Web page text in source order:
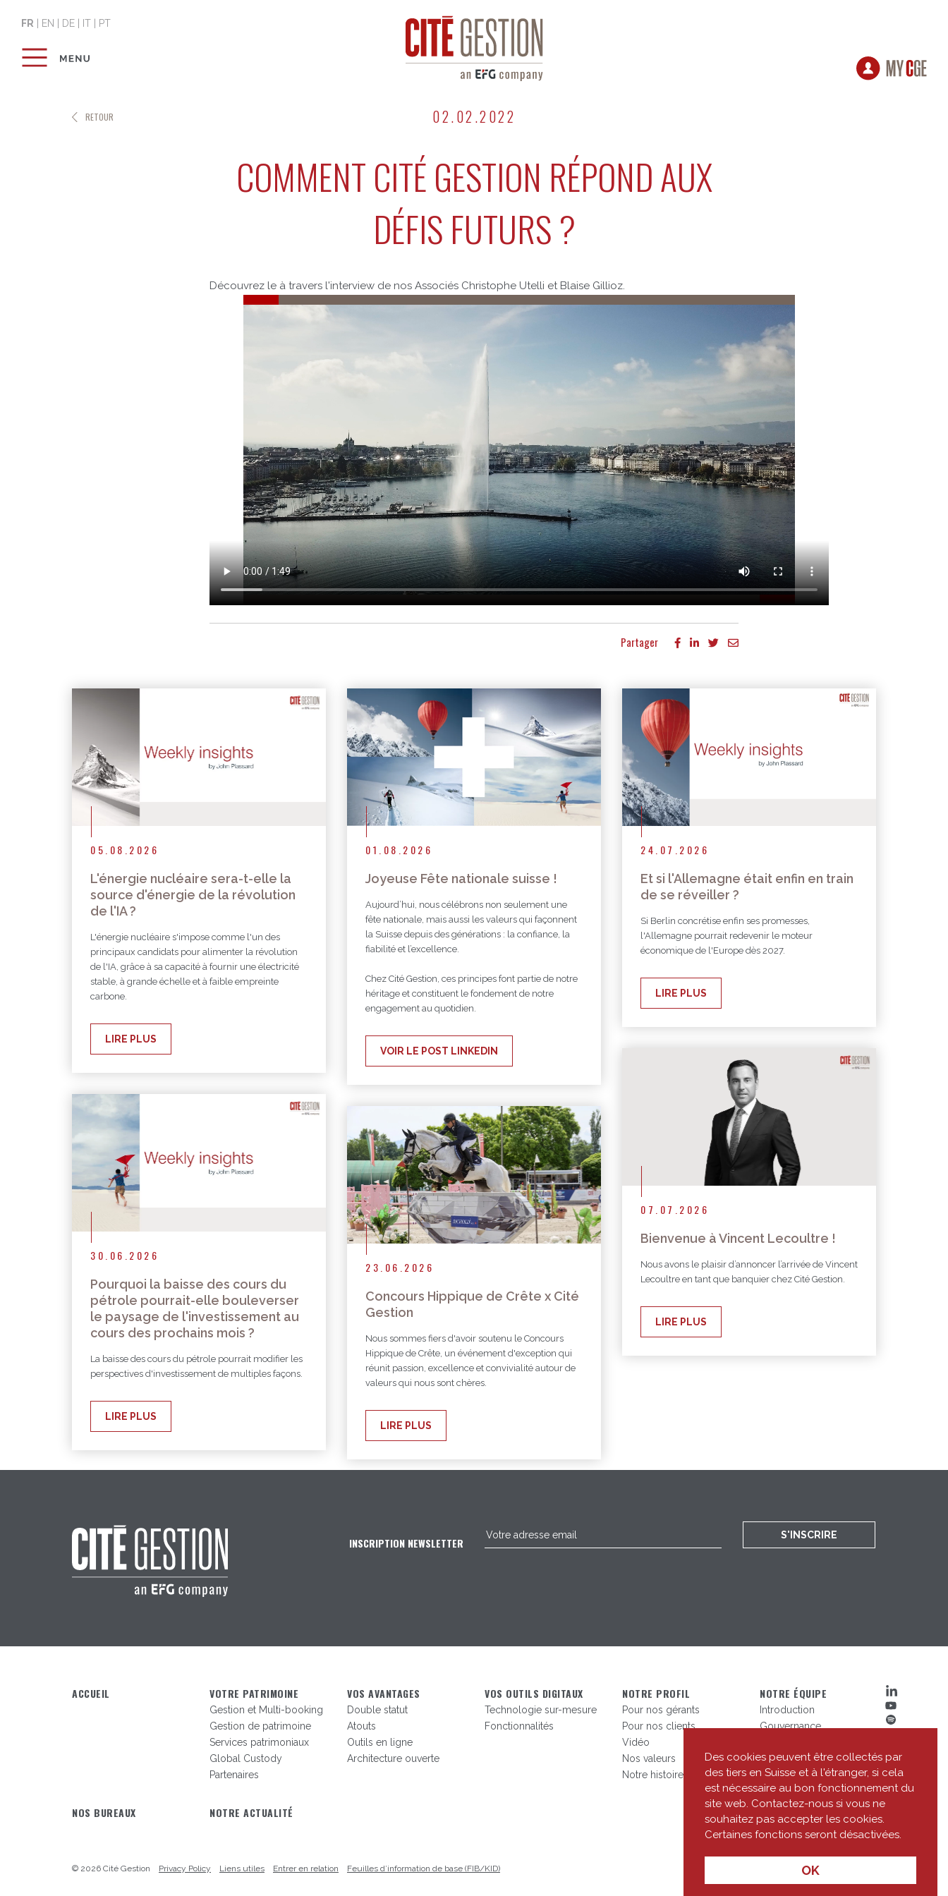
Des cookies peuvent être collectés par
des tiers en Suisse et à l'étranger, si cela
est nécessaire au bon fonctionnement du
site web. Contactez-nous si vous ne
souhaitez pas accepter les cookies.
Certaines fonctions seront désactivées.
OK
FR EN DE IT PT
02.02.2022
COMMENT CITÉ GESTION RÉPOND AUX
DÉFIS FUTURS ?
Découvrez le à travers l'interview de nos Associés Christophe Utelli et Blaise Gillioz.
Partager
Autres publications
05.08.2026
L'énergie nucléaire sera-t-elle la
source d'énergie de la révolution
de l'IA ?
L'énergie nucléaire s'impose comme l'un des
principaux candidats pour alimenter la révolution
de l'IA, grâce à sa capacité à fournir une électricité
stable, à grande échelle et à faible empreinte
carbone.
LIRE PLUS
01.08.2026
Joyeuse Fête nationale suisse !
Aujourd’hui, nous célébrons non seulement une
fête nationale, mais aussi les valeurs qui façonnent
la Suisse depuis des générations : la confiance, la
fiabilité et l’excellence.
Chez Cité Gestion, ces principes font partie de notre
héritage et constituent le fondement de notre
engagement au quotidien.
VOIR LE POST LINKEDIN
24.07.2026
Et si l'Allemagne était enfin en train
de se réveiller ?
Si Berlin concrétise enfin ses promesses,
l'Allemagne pourrait redevenir le moteur
économique de l'Europe dès 2027.
LIRE PLUS
07.07.2026
Bienvenue à Vincent Lecoultre !
Nous avons le plaisir d’annoncer l’arrivée de Vincent
Lecoultre en tant que banquier chez Cité Gestion.
LIRE PLUS
30.06.2026
Pourquoi la baisse des cours du
pétrole pourrait-elle bouleverser
le paysage de l'investissement au
cours des prochains mois ?
La baisse des cours du pétrole pourrait modifier les
perspectives d'investissement de multiples façons.
LIRE PLUS
23.06.2026
Concours Hippique de Crête x Cité
Gestion
Nous sommes fiers d'avoir soutenu le Concours
Hippique de Crête, un événement d'exception qui
réunit passion, excellence et convivialité autour de
valeurs qui nous sont chères.
LIRE PLUS
RETOUR
INSCRIPTION NEWSLETTER
S'INSCRIRE
ACCUEIL VOTRE PATRIMOINE
Gestion et Multi-booking
Gestion de patrimoine
Services patrimoniaux
Global Custody
Partenaires
VOS AVANTAGES
Double statut
Atouts
Outils en ligne
Architecture ouverte
VOS OUTILS DIGITAUX
Technologie sur-mesure
Fonctionnalités
NOTRE PROFIL
Pour nos gérants
Pour nos clients
Vidéo
Nos valeurs
Notre histoire
NOTRE ÉQUIPE
Introduction
Gouvernance
NOS BUREAUX NOTRE ACTUALITÉ
© 2026 Cité Gestion Privacy Policy Liens utiles Entrer en relation Feuilles d’information de base (FIB/KID)